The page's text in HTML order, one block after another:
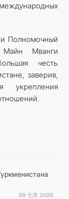
Полномочный
Мванги
честь
заверив,
09 七月 2026